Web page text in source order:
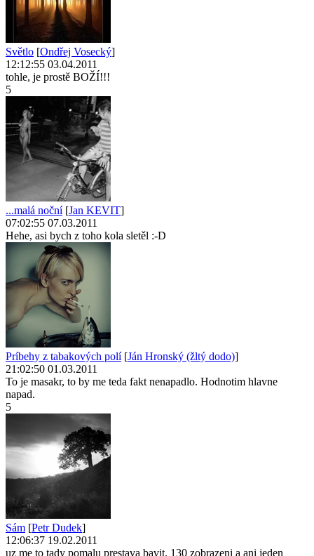
Světlo [Ondřej Vosecký]
12:12:55 03.04.2011
tohle, je prostě BOŽÍ!!!
5
...malá noční [Jan KEVIT]
07:02:55 07.03.2011
Hehe, asi bych z toho kola sletěl :-D
Príbehy z tabakových polí [Ján Hronský (žltý dodo)]
21:02:50 01.03.2011
To je masakr, to by me teda fakt nenapadlo. Hodnotim hlavne
napad.
5
Sám [Petr Dudek]
12:06:37 19.02.2011
uz me to tady pomalu prestava bavit. 130 zobrazeni a ani jeden